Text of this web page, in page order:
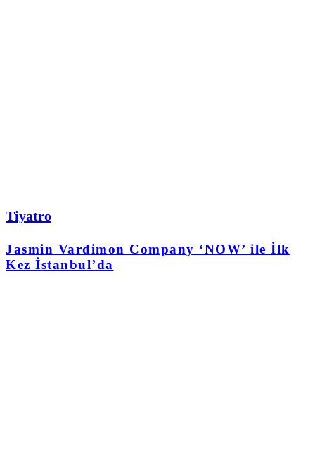
Tiyatro
Jasmin Vardimon Company ‘NOW’ ile İlk
Kez İstanbul’da